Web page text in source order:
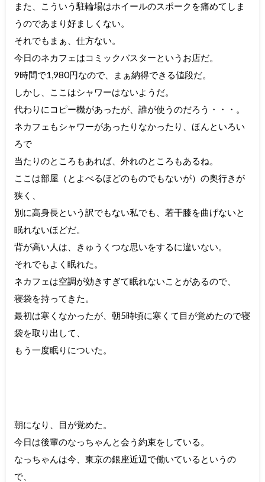
また、こういう駐輪場はホイールのスポークを痛めてしま
うのであまり好ましくない。
それでもまぁ、仕方ない。
今日のネカフェはコミックバスターというお店だ。
9時間で1,980円なので、まぁ納得できる値段だ。
しかし、ここはシャワーはないようだ。
代わりにコピー機があったが、誰が使うのだろう・・・。
ネカフェもシャワーがあったりなかったり、ほんといろい
ろで
当たりのところもあれば、外れのところもあるね。
ここは部屋（とよべるほどのものでもないが）の奥行きが
狭く、
別に高身長という訳でもない私でも、若干膝を曲げないと
眠れないほどだ。
背が高い人は、きゅうくつな思いをするに違いない。
それでもよく眠れた。
ネカフェは空調が効きすぎて眠れないことがあるので、
寝袋を持ってきた。
最初は寒くなかったが、朝5時頃に寒くて目が覚めたので寝
袋を取り出して、
もう一度眠りについた。
朝になり、目が覚めた。
今日は後輩のなっちゃんと会う約束をしている。
なっちゃんは今、東京の銀座近辺で働いているというの
で、